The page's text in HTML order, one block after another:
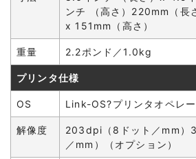
ンチ （高さ）220mm（長
x 151mm（高さ）
重量 2.2ポンド／1.0kg
プリンタ仕様
OS Link-OS?プリンタオペレ
解像度
203dpi（8ドット／mm）
／mm）（オプション）